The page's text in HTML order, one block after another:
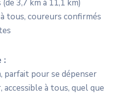
3,7 km à 11,1 km)
tous, coureurs confirmés
:
parfait pour se dépenser
à tous, quel que